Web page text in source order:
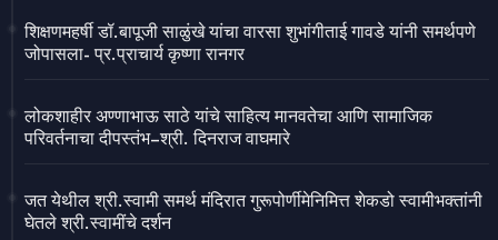
शिक्षणमहर्षी डॉ.बापूजी साळुंखे यांचा वारसा शुभांगीताई गावडे यांनी समर्थपणे
जोपासला- प्र.प्राचार्य कृष्णा रानगर
लोकशाहीर अण्णाभाऊ साठे यांचे साहित्य मानवतेचा आणि सामाजिक
परिवर्तनाचा दीपस्तंभ–श्री. दिनराज वाघमारे
जत येथील श्री.स्वामी समर्थ मंदिरात गुरूपोर्णीमेनिमित्त शेकडो स्वामीभक्तांनी
घेतले श्री.स्वामींचे दर्शन